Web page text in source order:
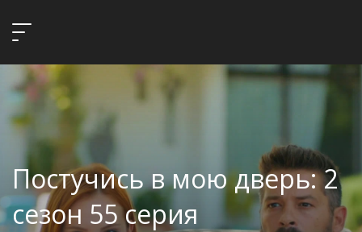
Постучись в мою дверь: 2
сезон 55 серия